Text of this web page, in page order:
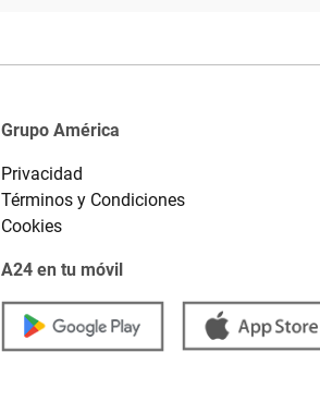
Grupo América
Privacidad
Términos y Condiciones
Cookies
A24 en tu móvil